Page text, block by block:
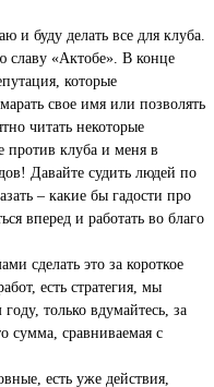
и буду делать все для клуба.
славу «Актобе». В конце
которые
свое имя или позволять
читать некоторые
против клуба и меня в
Давайте судить людей по
– какие бы гадости про
вперед и работать во благо
сделать это за короткое
есть стратегия, мы
только вдумайтесь, за
сумма, сравниваемая с
есть уже действия,